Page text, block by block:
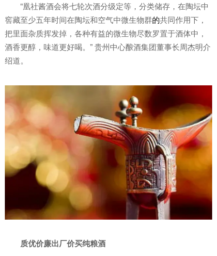
“凰社酱酒会将七轮次酒分级定等，分类储存，在陶坛中
窖藏至少五年时间在陶坛和空气中微生物群的共同作用下，
把里面杂质挥发掉，各种有益的微生物尽数罗置于酒体中，
酒香更醇，味道更好喝。” 贵州中心酿酒集团董事长周杰明介
绍道。
质优价廉出厂价买纯粮酒